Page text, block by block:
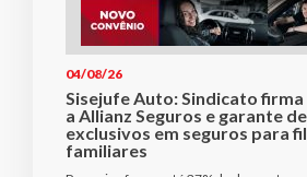
04/08/26
Sisejufe Auto: Sindicato
a Allianz Seguros e garante
exclusivos em seguros para
familiares